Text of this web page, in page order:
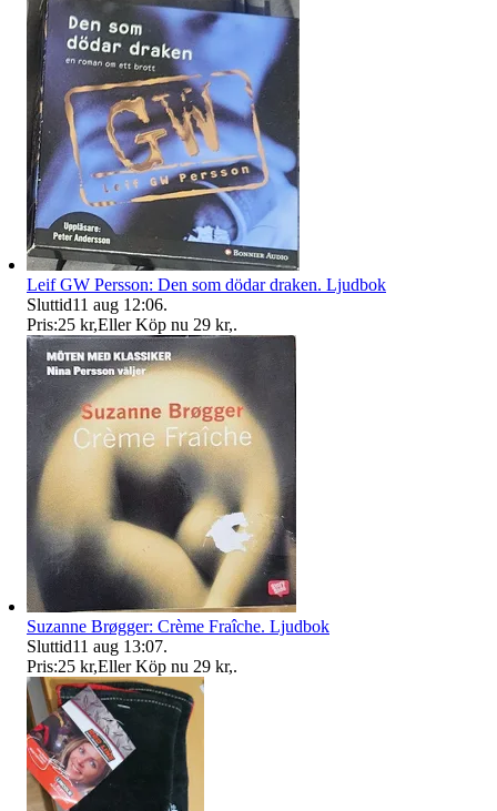
Leif GW Persson: Den som dödar draken. Ljudbok
Sluttid11 aug 12:06.
Pris:25 kr,Eller Köp nu 29 kr,.
Suzanne Brøgger: Crème Fraîche. Ljudbok
Sluttid11 aug 13:07.
Pris:25 kr,Eller Köp nu 29 kr,.